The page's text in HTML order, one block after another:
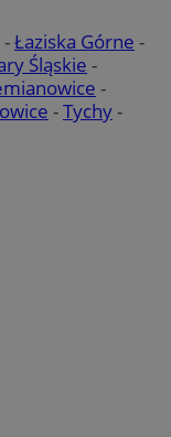
-Łaziska Górne -
Śląskie -
-
-Tychy-